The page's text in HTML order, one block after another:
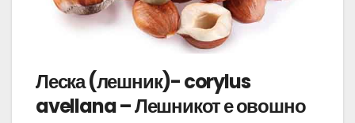
Леска (лешник)- corylus
avellana – Лешникот е овошно